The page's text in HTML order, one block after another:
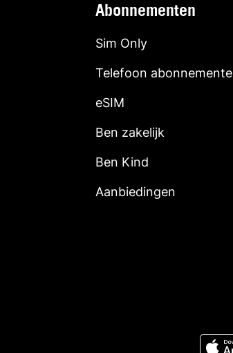
Abonnementen
Sim Only
Telefoon
eSIM
Ben zakelijk
Ben Kind
Aanbiedingen